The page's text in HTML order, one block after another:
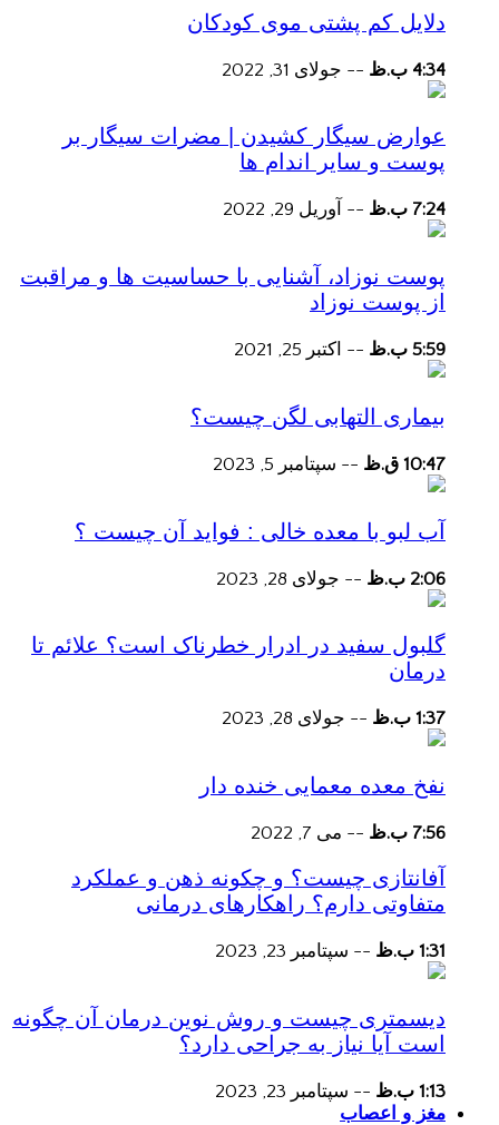
دلایل کم پشتی موی کودکان
4:34 ب.ظ -- جولای 31, 2022
عوارض سیگار کشیدن | مضرات سیگار بر
پوست و سایر اندام ها
7:24 ب.ظ -- آوریل 29, 2022
پوست نوزاد، آشنایی با حساسیت ها و مراقبت
از پوست نوزاد
5:59 ب.ظ -- اکتبر 25, 2021
بیماری التهابی لگن چیست؟
10:47 ق.ظ -- سپتامبر 5, 2023
آب لبو با معده خالی : فواید آن چیست ؟
2:06 ب.ظ -- جولای 28, 2023
گلبول سفید در ادرار خطرناک است؟ علائم تا
درمان
1:37 ب.ظ -- جولای 28, 2023
نفخ معده معمایی خنده دار
7:56 ب.ظ -- می 7, 2022
آفانتازی چیست؟ و چکونه ذهن و عملکرد
متفاوتی دارم؟ راهکارهای درمانی
1:31 ب.ظ -- سپتامبر 23, 2023
دیسمتری چیست و روش نوین درمان آن چگونه
است آیا نیاز به جراحی دارد؟
1:13 ب.ظ -- سپتامبر 23, 2023
مغز و اعصاب